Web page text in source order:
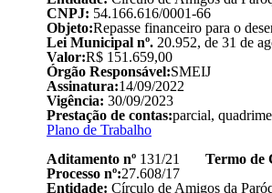
CNPJ: 54.166.616/0001-66
Objeto:Repasse financeiro para o
Lei Municipal nº. 20.952, de 31 de
Valor:R$ 151.659,00
Órgão Responsável:SMEIJ
Assinatura:14/09/2022
Vigência: 30/09/2023
Prestação de contas:parcial,
Plano de Trabalho
Aditamento nº 131/21 Termo de
Processo nº:27.608/17
Entidade: Círculo de Amigos da